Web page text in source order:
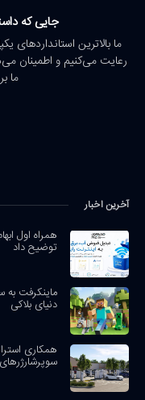
جایی که
ما بالاترین استانداردهای
رعایت می‌کنیم و اطمینان
ما
آخرین اخبار
همراه اول
توضیح داد
دنیای بلاکی